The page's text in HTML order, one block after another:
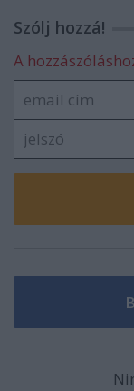
Szólj hozzá!
A